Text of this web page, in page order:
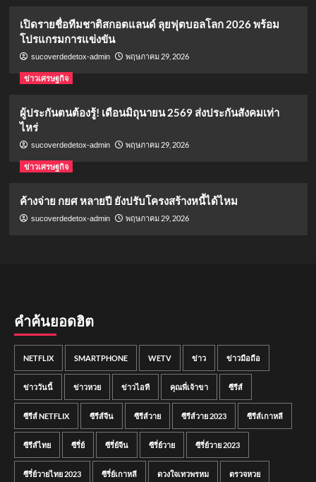
เปิดรายชื่อทีมชาติสกอตแลนด์ ลุยฟุตบอลโลก 2026 พร้อม
โปรแกรมการแข่งขัน
sucoverdedetox-admin พฤษภาคม 29, 2026
ข่าวเศรษฐกิจ
ผู้ประกันตนต้องรู้! เดือนมิถุนายน 2569 ส่งประกันสังคมเท่า
ไหร่
sucoverdedetox-admin พฤษภาคม 29, 2026
ข่าวเศรษฐกิจ
ค้างจ่าย กยศ หลายปี ยังปรับโครงสร้างหนี้ได้ไหม
sucoverdedetox-admin พฤษภาคม 29, 2026
คำค้นยอดฮิต
NETFLIX SMARTPHONE WETV ข่าว ข่าวมือถือ
ข่าววันนี้ ข่าวหวย ข่าวไอที คุณพี่เจ้าขา ซีรีส์
ซีรีส์ NETFLIX ซีรีส์จีน ซีรีส์วาย ซีรีส์วาย 2023 ซีรีส์เกาหลี
ซีรีส์ไทย ซีรี่ย์ ซีรี่ย์จีน ซีรี่ย์วาย ซีรี่ย์วาย 2023
ซีรี่ย์วายไทย 2023 ซีรี่ย์เกาหลี ดวงใจเทวพรหม ตรวจหวย